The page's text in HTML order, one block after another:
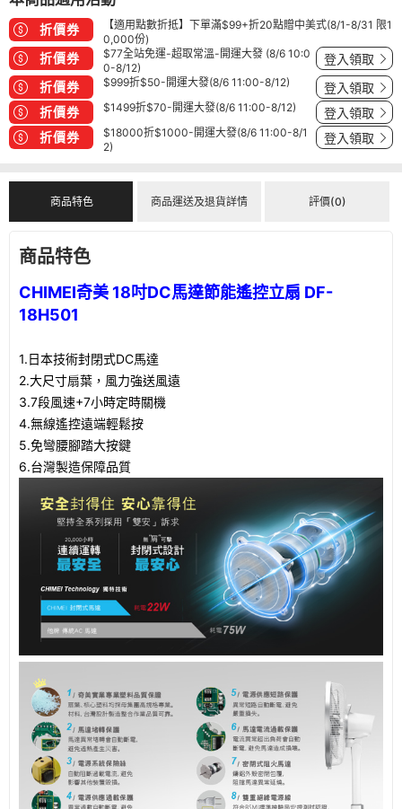
折價券
【適用點數折抵】下單滿$99+折20點贈中美式(8/1-8/31 限1
0,000份)
折價券
$77全站免運-超取常溫-開運大發 (8/6 10:0
0-8/12)
登入領取
折價券 $999折$50-開運大發(8/6 11:00-8/12) 登入領取
折價券 $1499折$70-開運大發(8/6 11:00-8/12) 登入領取
折價券
$18000折$1000-開運大發(8/6 11:00-8/1
2)
登入領取
商品特色 商品運送及退貨詳情 評價(0)
商品特色
CHIMEI奇美 18吋DC馬達節能遙控立扇 DF-
18H501
1.日本技術封閉式DC馬達
2.大尺寸扇葉，風力強送風遠
3.7段風速+7小時定時關機
4.無線遙控遠端輕鬆按
5.免彎腰腳踏大按鍵
6.台灣製造保障品質